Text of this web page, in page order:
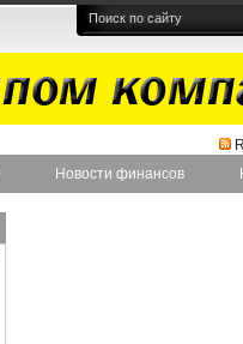
Новости финансов